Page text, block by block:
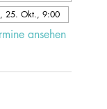
25. Okt., 9:00
ansehen